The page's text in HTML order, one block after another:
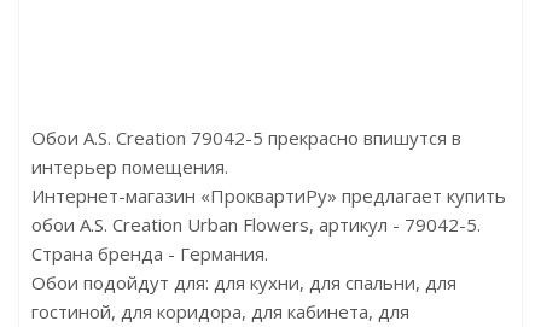
Обои A.S. Creation 79042-5 прекрасно впишутся в
интерьер помещения.
Интернет-магазин «ПроквартиРу» предлагает купить
обои A.S. Creation Urban Flowers, артикул - 79042-5.
Страна бренда - Германия.
Обои подойдут для: для кухни, для спальни, для
гостиной, для коридора, для кабинета, для